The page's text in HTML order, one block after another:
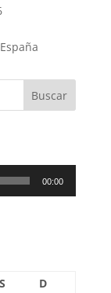
00:00
S
D